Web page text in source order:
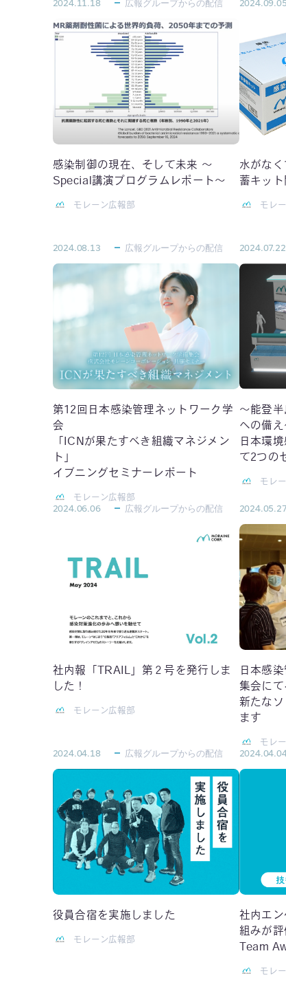
2024.11.18 広報グループからの配信
感染制御の現在、そして未来 〜
Special講演プログラムレポート〜
モレーン広報部
2024.09.05
水がな
蓄キッ
モレ
2024.08.13 広報グループからの配信
第12回日本感染管理ネットワーク学
会
「ICNが果たすべき組織マネジメン
ト」
イブニングセミナーレポート
モレーン広報部
2024.07.22
〜能登
への備え
日本環
て2つの
モレ
2024.06.06 広報グループからの配信
社内報「TRAIL」第２号を発行しま
した！
モレーン広報部
2024.05.27
日本感
集会に
新たな
ます
モレ
2024.04.18 広報グループからの配信
役員合宿を実施しました
モレーン広報部
社内エン
組みが
Team
モレ